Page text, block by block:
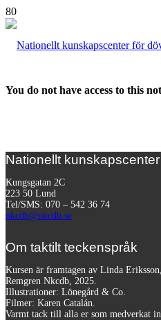
You do not have access to this
Nationellt
Kungsgatan 2C
223 50 Lund
Tel/SMS: 070 – 542 36 74
nkcdb@nkcdb.se
Om taktilt teckenspråk
Kursen är framtagen av Linda
Remgren Nkcdb, 2025.
Illustrationer: Lönegård & Co.
Filmer: Karen Catalán.
Varmt tack till alla er som medverkat